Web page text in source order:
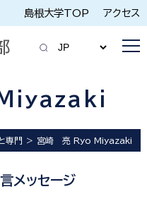
島根大学TOP アクセス
専門 宮崎 亮 Ryo Miyazaki
メッセージ